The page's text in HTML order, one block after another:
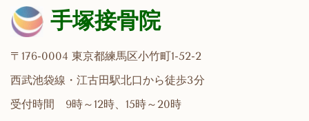
手塚接骨院
〒176-0004 東京都練馬区小竹町1-52-2
西武池袋線・江古田駅北口から徒歩3分
受付時間 9時～12時、15時～20時